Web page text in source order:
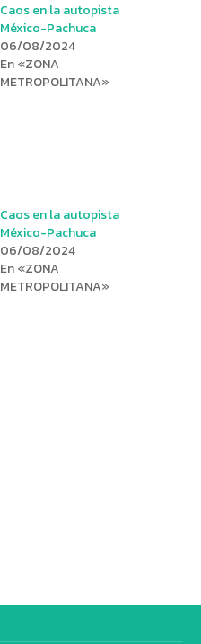
Caos en la autopista
México-Pachuca
06/08/2024
En «ZONA
METROPOLITANA»
Caos en la autopista
México-Pachuca
06/08/2024
En «ZONA
METROPOLITANA»